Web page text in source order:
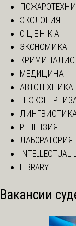
ЭКОЛОГИЯ
О Ц Е Н К А
ЭКОНОМИКА
МЕДИЦИНА
АВТОТЕХНИКА
IT
РЕЦЕНЗИЯ
ЛАБОРАТОРИЯ
INTELLECTUAL
LIBRARY
Вакансии